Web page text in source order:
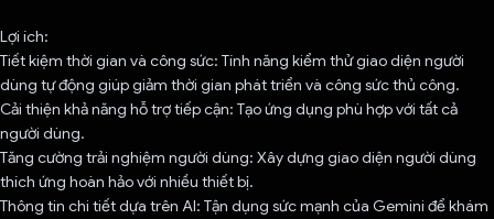
Lợi ích:
Tiết kiệm thời gian và công sức: Tính năng kiểm thử giao diện người
dùng tự động giúp giảm thời gian phát triển và công sức thủ công.
Cải thiện khả năng hỗ trợ tiếp cận: Tạo ứng dụng phù hợp với tất cả
người dùng.
Tăng cường trải nghiệm người dùng: Xây dựng giao diện người dùng
thích ứng hoàn hảo với nhiều thiết bị.
Thông tin chi tiết dựa trên AI: Tận dụng sức mạnh của Gemini để khám